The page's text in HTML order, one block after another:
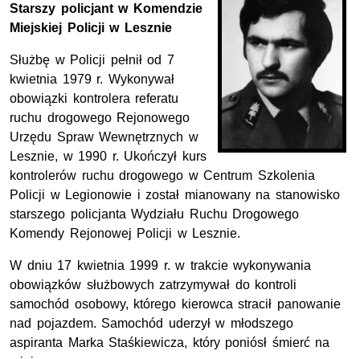
Starszy policjant w Komendzie
Miejskiej Policji w Lesznie
Służbę w Policji pełnił od 7
kwietnia 1979 r. Wykonywał
obowiązki kontrolera referatu
ruchu drogowego Rejonowego
Urzędu Spraw Wewnętrznych w
Lesznie, w 1990 r. Ukończył kurs
kontrolerów ruchu drogowego w Centrum Szkolenia
Policji w Legionowie i został mianowany na stanowisko
starszego policjanta Wydziału Ruchu Drogowego
Komendy Rejonowej Policji w Lesznie.
W dniu 17 kwietnia 1999 r. w trakcie wykonywania
obowiązków służbowych zatrzymywał do kontroli
samochód osobowy, którego kierowca stracił panowanie
nad pojazdem. Samochód uderzył w młodszego
aspiranta Marka Staśkiewicza, który poniósł śmierć na